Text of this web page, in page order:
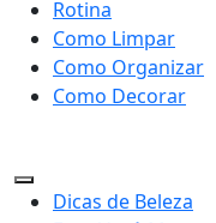
Rotina
Como Limpar
Como Organizar
Como Decorar
Dicas de Beleza